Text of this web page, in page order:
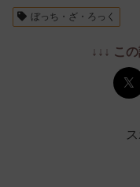
ぼっち・ざ・ろっく
↓↓↓ こ